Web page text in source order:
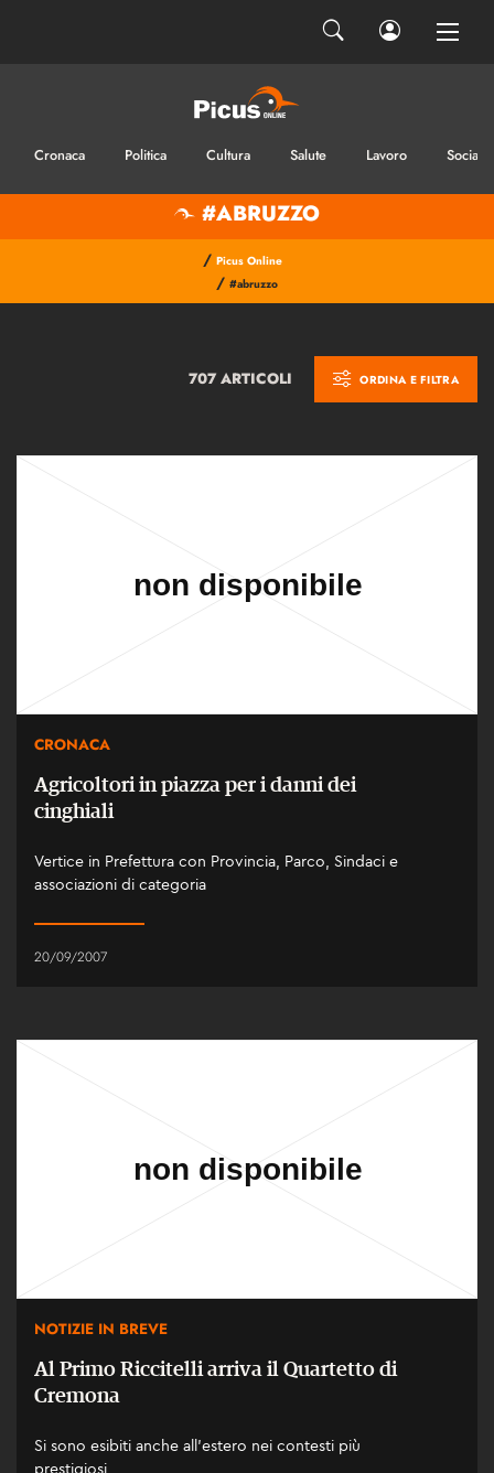
Cronaca Politica Cultura Salute Lavoro Sociale
#ABRUZZO
/ Picus Online
/ #abruzzo
707 ARTICOLI ORDINA E FILTRA
CRONACA
Agricoltori in piazza per i danni dei
cinghiali
Vertice in Prefettura con Provincia, Parco, Sindaci e
associazioni di categoria
20/09/2007
NOTIZIE IN BREVE
Al Primo Riccitelli arriva il Quartetto di
Cremona
Si sono esibiti anche all'estero nei contesti più